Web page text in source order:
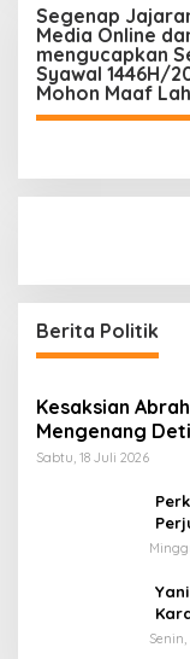
Segenap
Media Online
mengucapkan
Syawal 1446H/
Mohon Maaf
Berita Politik
Kesaksian
Mengenang
dalam Tragedi
Sabtu, 18 Juli 2026
Senin,